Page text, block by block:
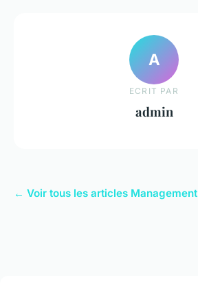
A
ECRIT PAR
admin
← Voir tous les articles Management